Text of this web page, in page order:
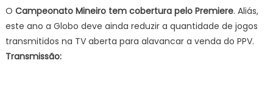
O Campeonato Mineiro tem cobertura pelo Premiere. Aliás,
este ano a Globo deve ainda reduzir a quantidade de jogos
transmitidos na TV aberta para alavancar a venda do PPV.
Transmissão: